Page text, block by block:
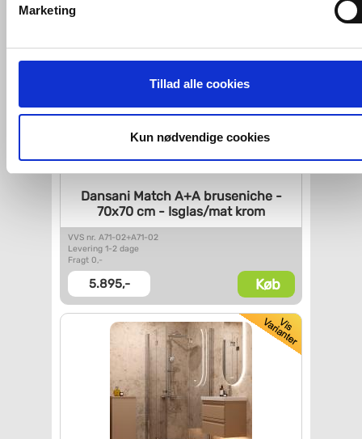
tredjeparts cookies, som vores hjemmeside benytter.
Hvis du accepterer alle cookies, så giver du samtykke til de
ovenfor nævnte formål med de pågældende cookies. Du har
og fra nedenfor. Til enhver tid er det ligeledes muligt, at
dit samtykke, hvis du måtte ønske det.
Du kan se mere om, hvordan vi behandler dine
personoplysninger, ved at klikke her.
Marketing
Tillad alle cookies
Kun nødvendige cookies
Dansani Match A+A bruseniche -
70x70 cm - Isglas/mat krom
VVS nr. A71-02+A71-02
Levering 1-2 dage
Fragt 0,-
5.895,- Køb